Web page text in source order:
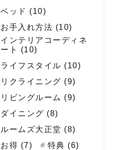
ベッド (10)
お手入れ方法 (10)
インテリアコーディネ
ート (10)
ライフスタイル (10)
リクライニング (9)
リビングルーム (9)
ダイニング (8)
ルームズ大正堂 (8)
お得 (7)
特典 (6)